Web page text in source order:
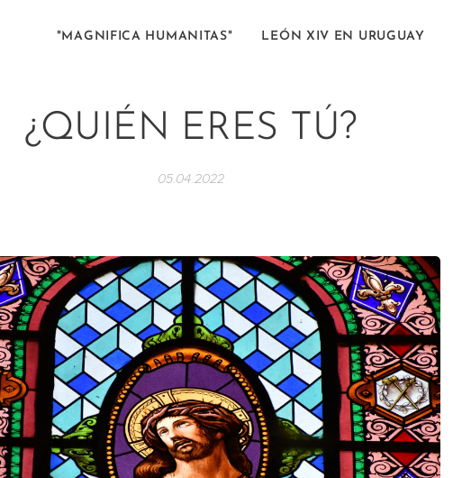
"MAGNIFICA HUMANITAS" LEÓN XIV EN URUGUAY
¿QUIÉN ERES TÚ?
05.04.2022